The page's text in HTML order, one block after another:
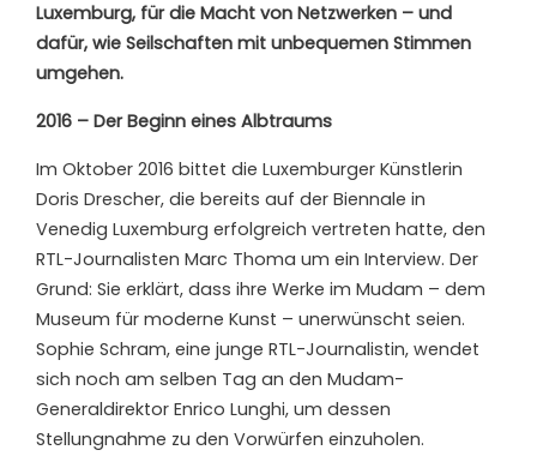
Luxemburg, für die Macht von Netzwerken – und
dafür, wie Seilschaften mit unbequemen Stimmen
umgehen.
2016 – Der Beginn eines Albtraums
Im Oktober 2016 bittet die Luxemburger Künstlerin
Doris Drescher, die bereits auf der Biennale in
Venedig Luxemburg erfolgreich vertreten hatte, den
RTL-Journalisten Marc Thoma um ein Interview. Der
Grund: Sie erklärt, dass ihre Werke im Mudam – dem
Museum für moderne Kunst – unerwünscht seien.
Sophie Schram, eine junge RTL-Journalistin, wendet
sich noch am selben Tag an den Mudam-
Generaldirektor Enrico Lunghi, um dessen
Stellungnahme zu den Vorwürfen einzuholen.